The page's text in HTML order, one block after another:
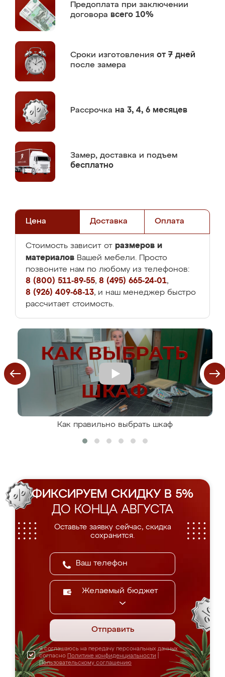
Предоплата при заключении
договора всего 10%
Сроки изготовления от 7 дней
после замера
Рассрочка на 3, 4, 6 месяцев
Замер, доставка и подъем
бесплатно
Цена Доставка Оплата
Стоимость зависит от размеров и
материалов Вашей мебели. Просто
позвоните нам по любому из телефонов:
8 (800) 511-89-55, 8 (495) 665-24-01,
8 (926) 409-68-13, и наш менеджер быстро
рассчитает стоимость.
Как правильно выбрать шкаф
ФИКСИРУЕМ СКИДКУ В 5%
ДО КОНЦА АВГУСТА
Оставьте заявку сейчас, скидка
сохранится.
Желаемый бюджет
Отправить
Я соглашаюсь на передачу персональных данных
согласно Политике конфиденциальности
Пользовательскому соглашению